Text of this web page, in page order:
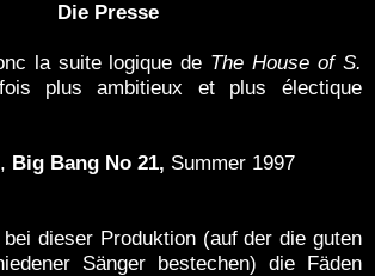
Die Presse
la suite logique de The House of S.
plus ambitieux et plus électique
Big Bang No 21, Summer 1997
dieser Produktion (auf der die guten
Sänger bestechen) die Fäden